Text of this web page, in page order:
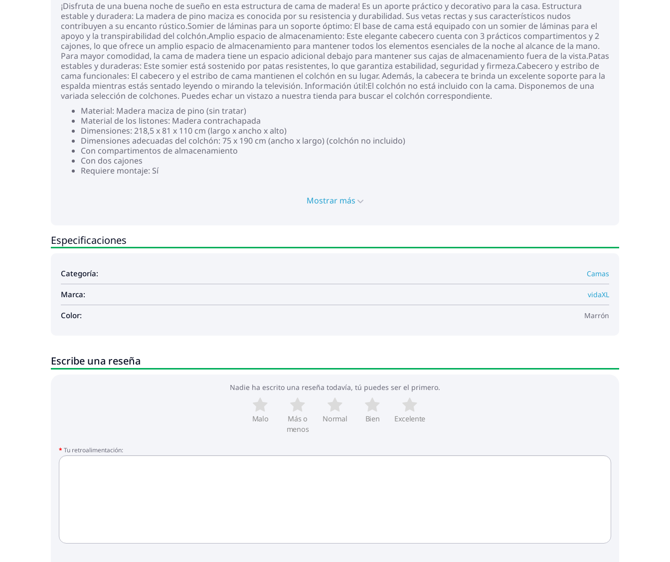
¡Disfruta de una buena noche de sueño en esta estructura de cama de madera! Es un aporte práctico y decorativo para la casa. Estructura
estable y duradera: La madera de pino maciza es conocida por su resistencia y durabilidad. Sus vetas rectas y sus característicos nudos
contribuyen a su encanto rústico.Somier de láminas para un soporte óptimo: El base de cama está equipado con un somier de láminas para el
apoyo y la transpirabilidad del colchón.Amplio espacio de almacenamiento: Este elegante cabecero cuenta con 3 prácticos compartimentos y 2
cajones, lo que ofrece un amplio espacio de almacenamiento para mantener todos los elementos esenciales de la noche al alcance de la mano.
Para mayor comodidad, la cama de madera tiene un espacio adicional debajo para mantener sus cajas de almacenamiento fuera de la vista.Patas
estables y duraderas: Este somier está sostenido por patas resistentes, lo que garantiza estabilidad, seguridad y firmeza.Cabecero y estribo de
cama funcionales: El cabecero y el estribo de cama mantienen el colchón en su lugar. Además, la cabecera te brinda un excelente soporte para la
espalda mientras estás sentado leyendo o mirando la televisión. Información útil:El colchón no está incluido con la cama. Disponemos de una
variada selección de colchones. Puedes echar un vistazo a nuestra tienda para buscar el colchón correspondiente.
Material: Madera maciza de pino (sin tratar)
Material de los listones: Madera contrachapada
Dimensiones: 218,5 x 81 x 110 cm (largo x ancho x alto)
Dimensiones adecuadas del colchón: 75 x 190 cm (ancho x largo) (colchón no incluido)
Con compartimentos de almacenamiento
Con dos cajones
Requiere montaje: Sí
Mostrar más
Especificaciones
Categoría: Camas
Marca: vidaXL
Color: Marrón
Escribe una reseña
Nadie ha escrito una reseña todavía, tú puedes ser el primero.
Malo
Más o
menos
Normal Bien Excelente
Tu retroalimentación: